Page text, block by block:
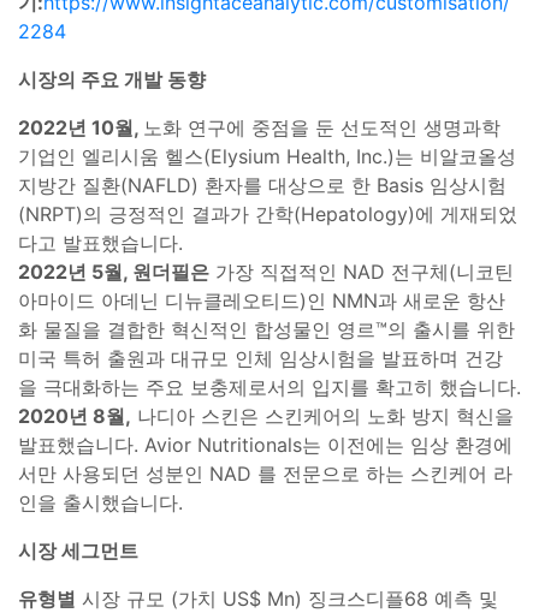
2284
시장의 주요 개발 동향
2022년 10월, 노화 연구에 중점을 둔 선도적인 생명과학
기업인 엘리시움 헬스(Elysium Health, Inc.)는 비알코올성
지방간 질환(NAFLD) 환자를 대상으로 한 Basis 임상시험
(NRPT)의 긍정적인 결과가 간학(Hepatology)에 게재되었
다고 발표했습니다.
2022년 5월, 원더필은 가장 직접적인 NAD 전구체(니코틴
아마이드 아데닌 디뉴클레오티드)인 NMN과 새로운 항산
화 물질을 결합한 혁신적인 합성물인 영르™의 출시를 위한
미국 특허 출원과 대규모 인체 임상시험을 발표하며 건강
을 극대화하는 주요 보충제로서의 입지를 확고히 했습니다.
2020년 8월, 나디아 스킨은 스킨케어의 노화 방지 혁신을
발표했습니다. Avior Nutritionals는 이전에는 임상 환경에
서만 사용되던 성분인 NAD 를 전문으로 하는 스킨케어 라
인을 출시했습니다.
시장 세그먼트
유형별 시장 규모 (가치 US$ Mn) 징크스디플68 예측 및